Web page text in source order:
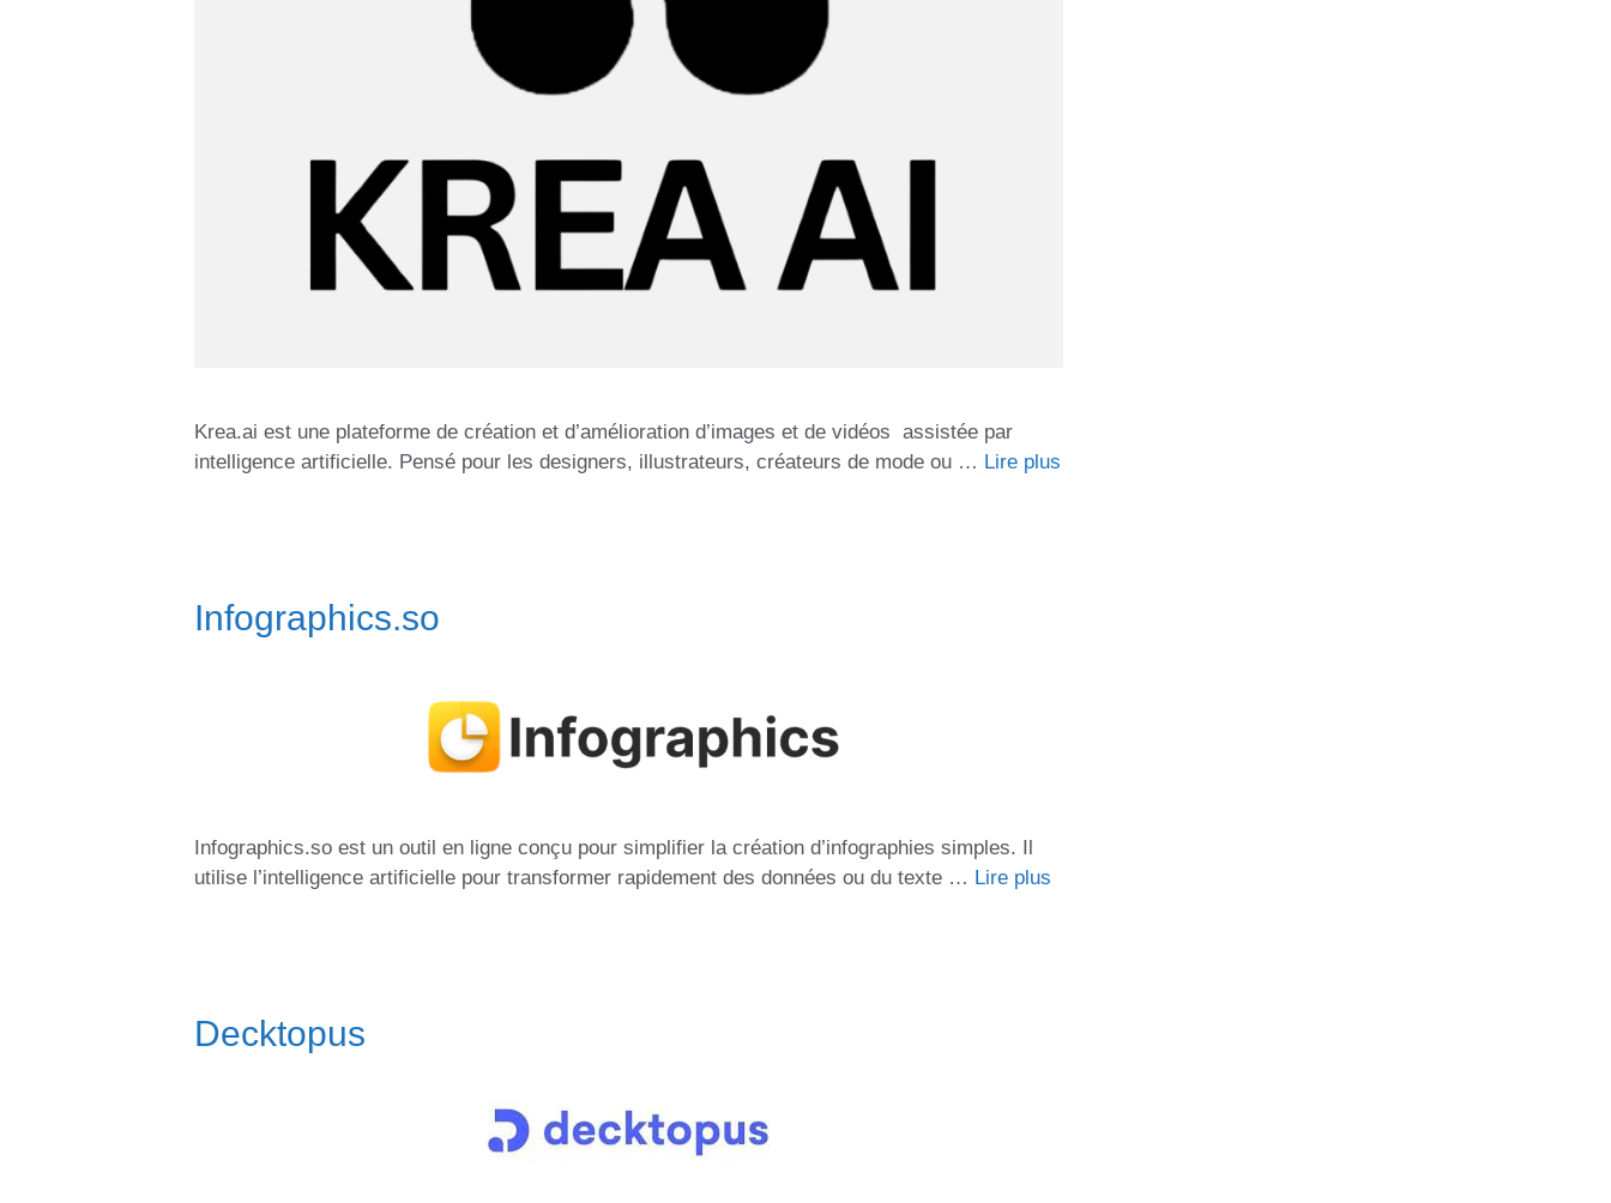
Krea.ai est une plateforme de création et d’amélioration d’images et de vidéos assistée par
intelligence artificielle. Pensé pour les designers, illustrateurs, créateurs de mode ou … Lire plus
Infographics.so
Infographics.so est un outil en ligne conçu pour simplifier la création d’infographies simples. Il
utilise l’intelligence artificielle pour transformer rapidement des données ou du texte … Lire plus
Decktopus